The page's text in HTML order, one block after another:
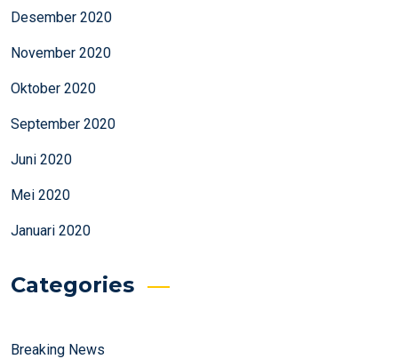
Desember 2020
November 2020
Oktober 2020
September 2020
Juni 2020
Mei 2020
Januari 2020
Categories
Breaking News